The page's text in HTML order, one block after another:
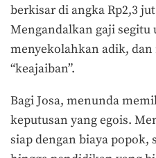
berkisar di angka Rp2,3
Mengandalkan gaji
menyekolahkan adik,
“keajaiban”.
Bagi Josa, menunda
keputusan yang egois.
siap dengan biaya popok,